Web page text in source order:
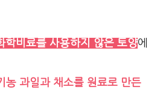
학비료를 사용하지 않은 토양에
농 과일과 채소를 원료로 만든